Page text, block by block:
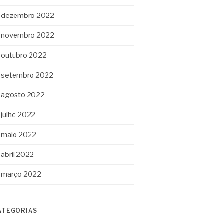
dezembro 2022
novembro 2022
outubro 2022
setembro 2022
agosto 2022
julho 2022
maio 2022
abril 2022
março 2022